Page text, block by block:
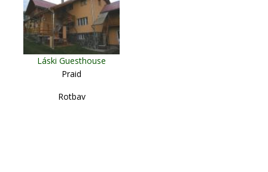
Láski Guesthouse
Praid
Rotbav